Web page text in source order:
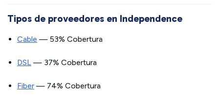
Tipos de proveedores en Independence
Cable — 53% Cobertura
DSL — 37% Cobertura
Fiber — 74% Cobertura